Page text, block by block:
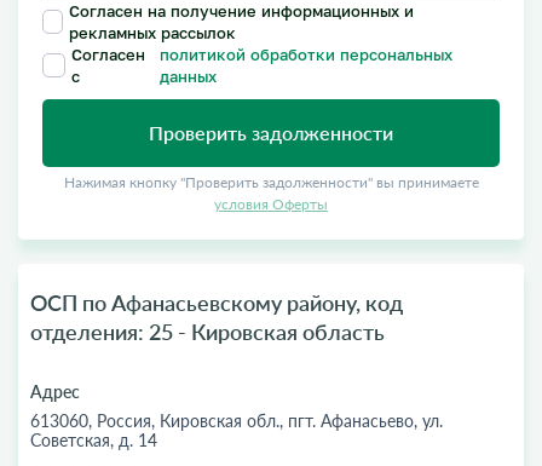
Согласен на получение информационных и
рекламных рассылок
Согласен
с
политикой обработки персональных
данных
Проверить задолженности
Нажимая кнопку "Проверить задолженности" вы принимаете
условия Оферты
ОСП по Афанасьевскому району, код
отделения: 25 - Кировская область
Адрес
613060, Россия, Кировская обл., пгт. Афанасьево, ул.
Советская, д. 14